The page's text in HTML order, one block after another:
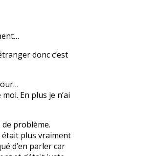
donc c’est
En plus je n’ai
problème.
était plus vraiment
d’en parler car